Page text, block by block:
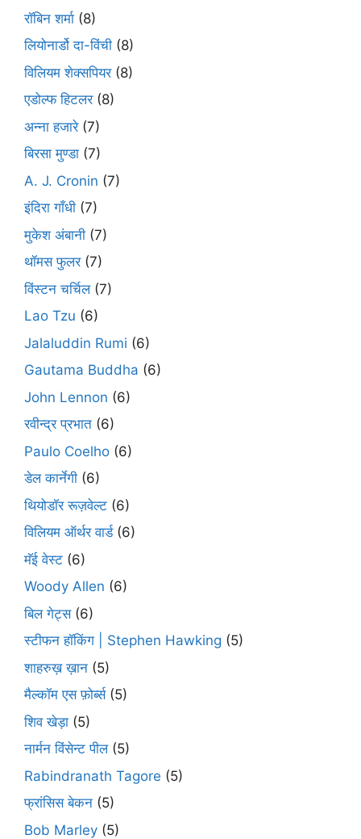
रॉबिन शर्मा (8)
लियोनार्डो दा-विंची (8)
विलियम शेक्सपियर(8)
एडोल्फ हिटलर(8)
अन्ना हजारे(7)
बिरसा मुण्डा (7)
A. J. Cronin (7)
इंदिरा गाँधी (7)
मुकेश अंबानी (7)
थॉमस फुलर(7)
विंस्टन चर्चिल(7)
Lao Tzu (6)
Jalaluddin Rumi (6)
Gautama Buddha (6)
John Lennon (6)
रवीन्द्र प्रभात (6)
Paulo Coelho (6)
डेल कार्नेगी (6)
थियोडॉर रूज़वेल्ट (6)
विलियम ऑर्थर वार्ड(6)
मॅई वेस्ट (6)
Woody Allen (6)
बिल गेट्स(6)
स्टीफन हॉकिंग | Stephen Hawking (5)
शाहरुख़ ख़ान (5)
मैल्कॉम एस फ़ोर्ब्स(5)
शिव खेड़ा (5)
नार्मन विंसेन्ट पील(5)
Rabindranath Tagore (5)
फ्रांसिस बेकन (5)
Bob Marley (5)